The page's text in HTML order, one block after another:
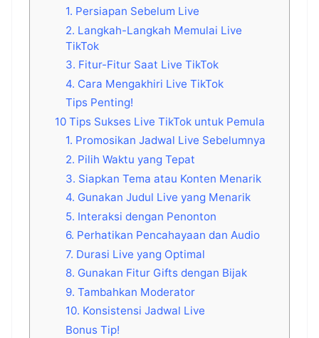
1. Persiapan Sebelum Live
2. Langkah-Langkah Memulai Live
TikTok
3. Fitur-Fitur Saat Live TikTok
4. Cara Mengakhiri Live TikTok
Tips Penting!
10 Tips Sukses Live TikTok untuk Pemula
1. Promosikan Jadwal Live Sebelumnya
2. Pilih Waktu yang Tepat
3. Siapkan Tema atau Konten Menarik
4. Gunakan Judul Live yang Menarik
5. Interaksi dengan Penonton
6. Perhatikan Pencahayaan dan Audio
7. Durasi Live yang Optimal
8. Gunakan Fitur Gifts dengan Bijak
9. Tambahkan Moderator
10. Konsistensi Jadwal Live
Bonus Tip!